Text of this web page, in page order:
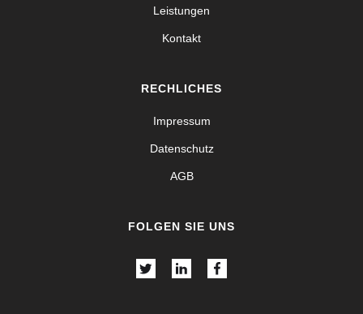
Leistungen
Kontakt
RECHLICHES
Impressum
Datenschutz
AGB
FOLGEN SIE UNS